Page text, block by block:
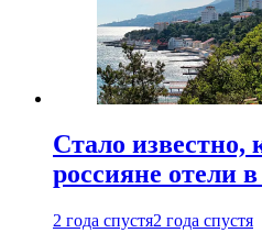
Стало известно,
россияне отели
2 года спустя2 года спустя